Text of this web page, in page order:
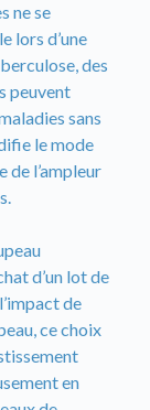
ne se
lors d’une
des
peuvent
sans
le mode
de l’ampleur
d’un lot de
de
ce choix
en